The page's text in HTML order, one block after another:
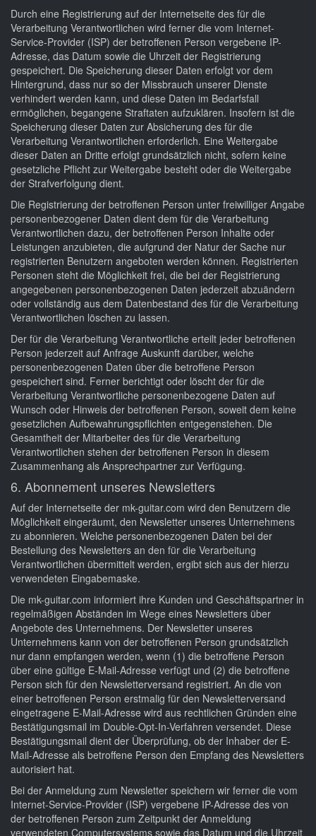
Durch eine Registrierung auf der Internetseite des für die
Verarbeitung Verantwortlichen wird ferner die vom Internet-
Service-Provider (ISP) der betroffenen Person vergebene IP-
Adresse, das Datum sowie die Uhrzeit der Registrierung
gespeichert. Die Speicherung dieser Daten erfolgt vor dem
Hintergrund, dass nur so der Missbrauch unserer Dienste
verhindert werden kann, und diese Daten im Bedarfsfall
ermöglichen, begangene Straftaten aufzuklären. Insofern ist die
Speicherung dieser Daten zur Absicherung des für die
Verarbeitung Verantwortlichen erforderlich. Eine Weitergabe
dieser Daten an Dritte erfolgt grundsätzlich nicht, sofern keine
gesetzliche Pflicht zur Weitergabe besteht oder die Weitergabe
der Strafverfolgung dient.
Die Registrierung der betroffenen Person unter freiwilliger Angabe
personenbezogener Daten dient dem für die Verarbeitung
Verantwortlichen dazu, der betroffenen Person Inhalte oder
Leistungen anzubieten, die aufgrund der Natur der Sache nur
registrierten Benutzern angeboten werden können. Registrierten
Personen steht die Möglichkeit frei, die bei der Registrierung
angegebenen personenbezogenen Daten jederzeit abzuändern
oder vollständig aus dem Datenbestand des für die Verarbeitung
Verantwortlichen löschen zu lassen.
Der für die Verarbeitung Verantwortliche erteilt jeder betroffenen
Person jederzeit auf Anfrage Auskunft darüber, welche
personenbezogenen Daten über die betroffene Person
gespeichert sind. Ferner berichtigt oder löscht der für die
Verarbeitung Verantwortliche personenbezogene Daten auf
Wunsch oder Hinweis der betroffenen Person, soweit dem keine
gesetzlichen Aufbewahrungspflichten entgegenstehen. Die
Gesamtheit der Mitarbeiter des für die Verarbeitung
Verantwortlichen stehen der betroffenen Person in diesem
Zusammenhang als Ansprechpartner zur Verfügung.
6. Abonnement unseres Newsletters
Auf der Internetseite der mk-guitar.com wird den Benutzern die
Möglichkeit eingeräumt, den Newsletter unseres Unternehmens
zu abonnieren. Welche personenbezogenen Daten bei der
Bestellung des Newsletters an den für die Verarbeitung
Verantwortlichen übermittelt werden, ergibt sich aus der hierzu
verwendeten Eingabemaske.
Die mk-guitar.com informiert ihre Kunden und Geschäftspartner in
regelmäßigen Abständen im Wege eines Newsletters über
Angebote des Unternehmens. Der Newsletter unseres
Unternehmens kann von der betroffenen Person grundsätzlich
nur dann empfangen werden, wenn (1) die betroffene Person
über eine gültige E-Mail-Adresse verfügt und (2) die betroffene
Person sich für den Newsletterversand registriert. An die von
einer betroffenen Person erstmalig für den Newsletterversand
eingetragene E-Mail-Adresse wird aus rechtlichen Gründen eine
Bestätigungsmail im Double-Opt-In-Verfahren versendet. Diese
Bestätigungsmail dient der Überprüfung, ob der Inhaber der E-
Mail-Adresse als betroffene Person den Empfang des Newsletters
autorisiert hat.
Bei der Anmeldung zum Newsletter speichern wir ferner die vom
Internet-Service-Provider (ISP) vergebene IP-Adresse des von
der betroffenen Person zum Zeitpunkt der Anmeldung
verwendeten Computersystems sowie das Datum und die Uhrzeit